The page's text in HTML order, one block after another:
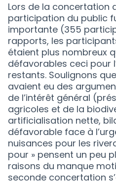
Lors de la concertation
participation du public
importante (355
rapports, les
étaient plus nombreux
défavorables ceci pour
restants. Soulignons
avaient eu des
de l’intérêt général
agricoles et de la
artificialisation nette,
défavorable face à
nuisances pour les
pour » pensent un peu
raisons du manque
seconde concertation